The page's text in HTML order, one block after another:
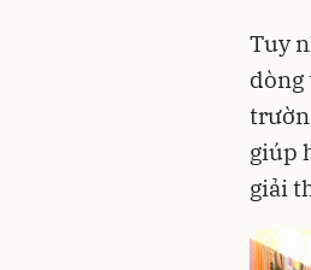
Tuy
dòng
giúp
giải